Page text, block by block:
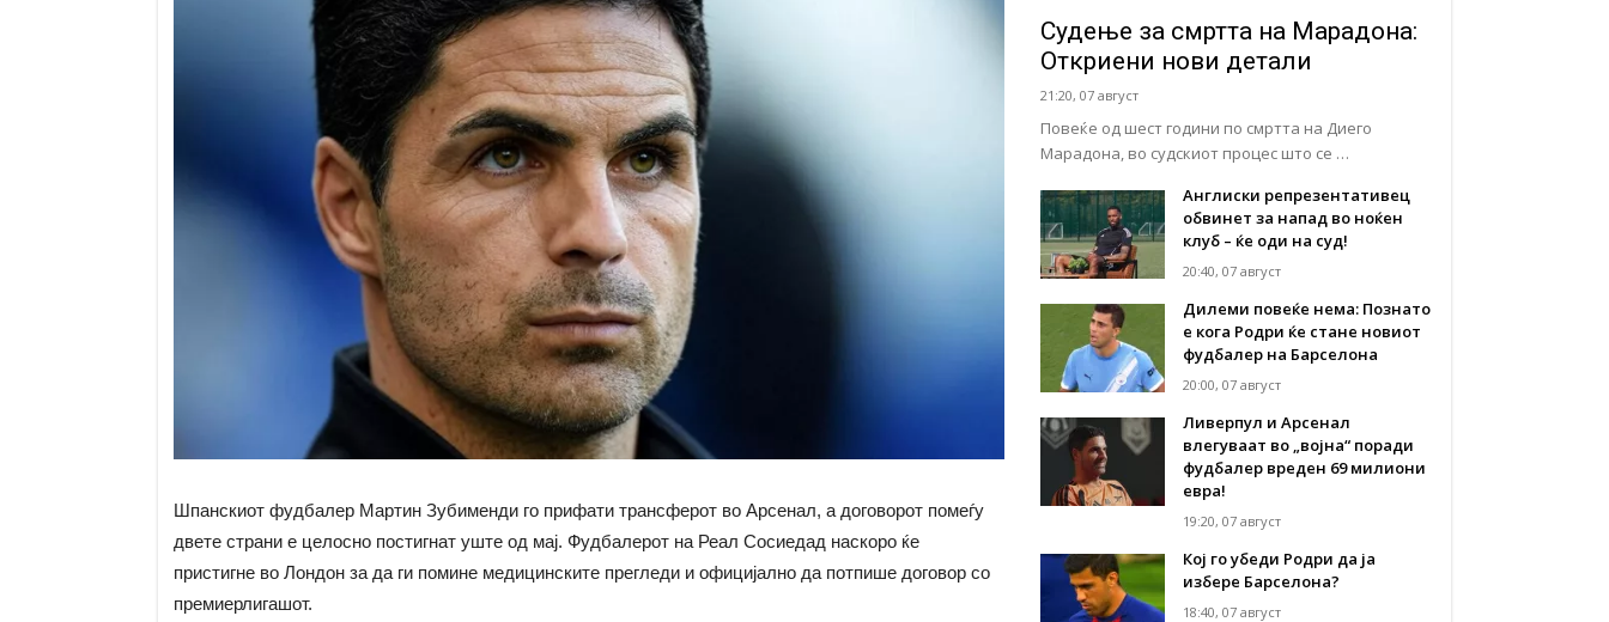
Шпанскиот фудбалер Мартин Зубименди го прифати трансферот во Арсенал, а договорот помеѓу
двете страни е целосно постигнат уште од мај. Фудбалерот на Реал Сосиедад наскоро ќе
пристигне во Лондон за да ги помине медицинските прегледи и официјално да потпише договор со
премиерлигашот.
Судење за смртта на Марадона:
Откриени нови детали
21:20, 07 август
Повеќе од шест години по смртта на Диего
Марадона, во судскиот процес што се …
Англиски репрезентативец
обвинет за напад во ноќен
клуб – ќе оди на суд!
20:40, 07 август
Дилеми повеќе нема: Познато
е кога Родри ќе стане новиот
фудбалер на Барселона
20:00, 07 август
Ливерпул и Арсенал
влегуваат во „војна“ поради
фудбалер вреден 69 милиони
евра!
19:20, 07 август
Кој го убеди Родри да ја
избере Барселона?
18:40, 07 август